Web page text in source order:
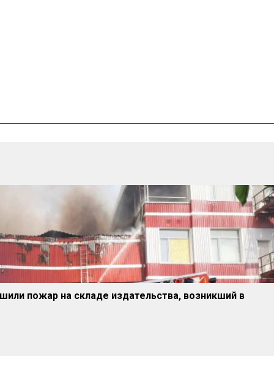
пожар на складе издательства, возникший в